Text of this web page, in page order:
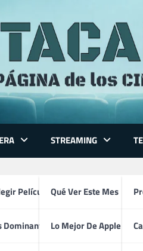
Película
STREAMING
Qué Ver Este Mes
Lo Mejor De Apple TV